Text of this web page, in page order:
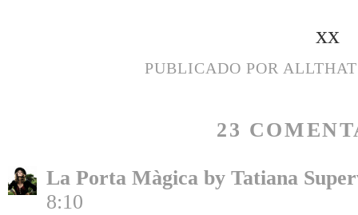
xx
PUBLICADO POR
23
La Porta Màgica by Tatiana
8:10